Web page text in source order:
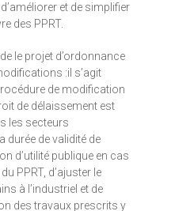
et de simplifier
des PPRT.
le projet d’ordonnance
:il s’agit
de modification
de délaissement est
les secteurs
durée de validité de
d’utilité publique en cas
PPRT, d’ajuster le
à l’industriel et de
des travaux prescrits y